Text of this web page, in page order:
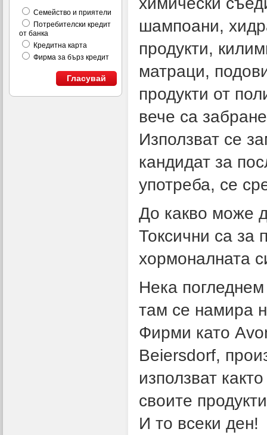
Семейство и приятели
Потребителски кредит
от банка
Кредитна карта
Фирма за бърз кредит
Гласувай
шампоани,
продукти,
матраци,
продукти от
вече са
Използват се
кандидат за
употреба, се
До какво може
Токсични са за
хормоналната
Нека
там се намира
Фирми като
Beiersdorf,
използват
своите
И то всеки ден!